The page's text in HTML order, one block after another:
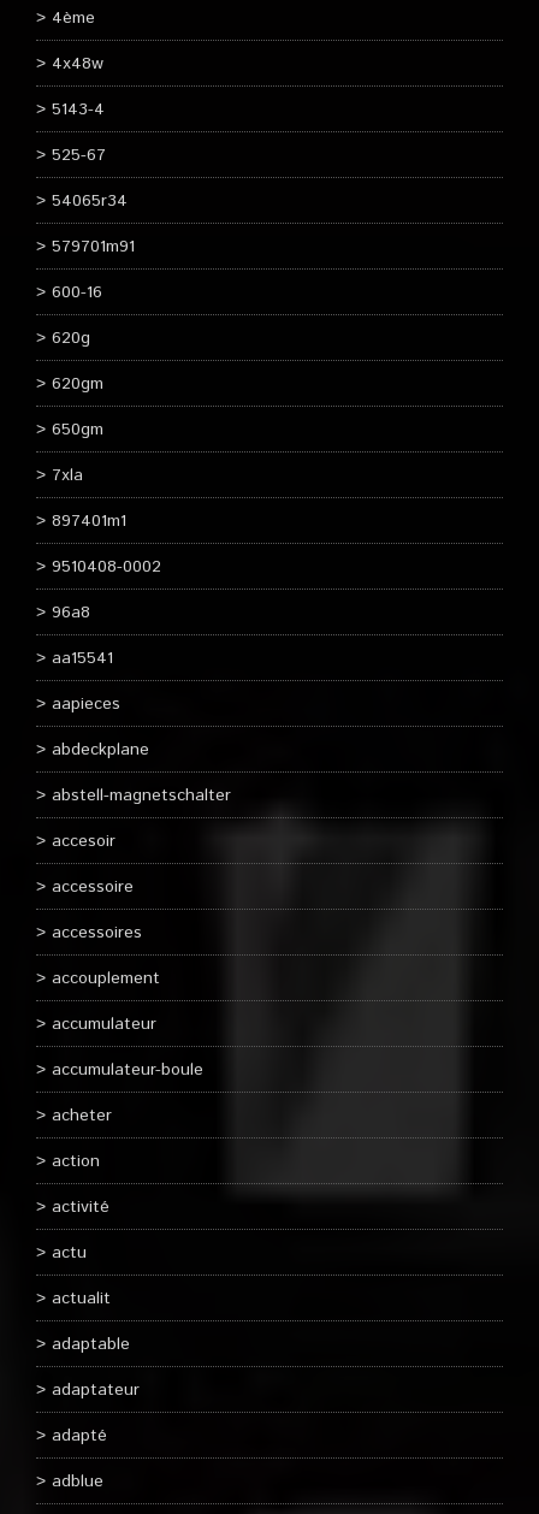
4ème
4x48w
5143-4
525-67
54065r34
579701m91
600-16
620g
620gm
650gm
7xla
897401m1
9510408-0002
96a8
aa15541
aapieces
abdeckplane
abstell-magnetschalter
accesoir
accessoire
accessoires
accouplement
accumulateur
accumulateur-boule
acheter
action
activité
actu
actualit
adaptable
adaptateur
adapté
adblue